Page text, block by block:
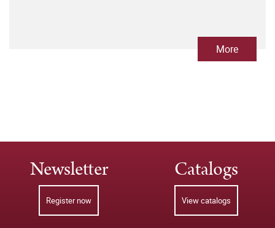
More
Newsletter
Register now
Catalogs
View catalogs